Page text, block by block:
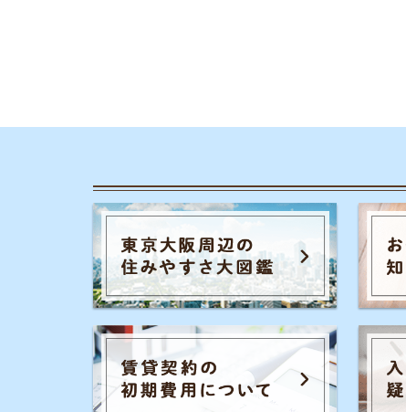
チャットでお部屋をご紹介する、来店不要の
ネット不動産屋「イエプラ」が運営する、部
屋探しの疑問や街の情報について紹介するサ
イトです。
事前許認可・加入団体
宅地建物取引業者免許 :国土交通省(2)第9288号
公益社団法人：全国宅地建物取引業協会連合会
公益社団法人：全国宅地建物取引業保証協会
UR都市機構斡旋制度 加盟
カテゴリ一
お部屋探しの
一人暮らしの
同棲に関する
家賃やお金の
物件探しのマ
大手不動産屋
エリアごとの
引っ越しの知識